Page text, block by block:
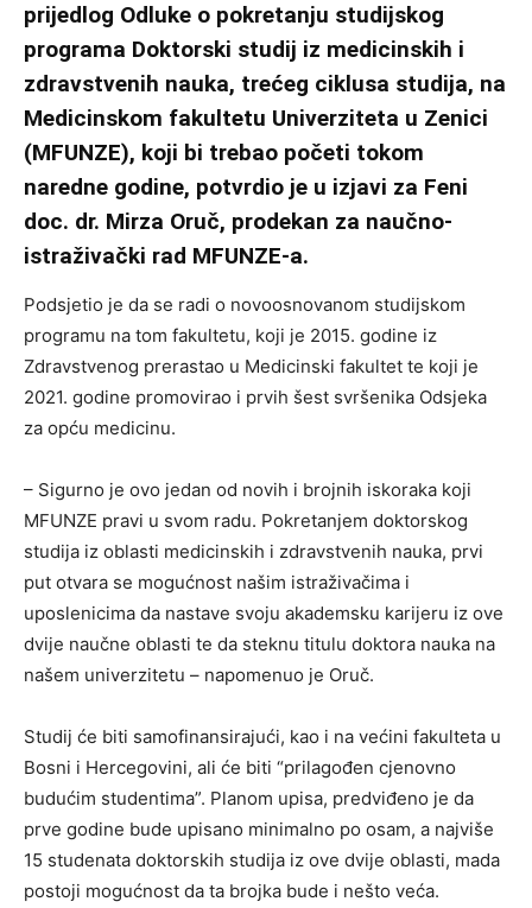
prijedlog Odluke o pokretanju studijskog
programa Doktorski studij iz medicinskih i
zdravstvenih nauka, trećeg ciklusa studija, na
Medicinskom fakultetu Univerziteta u Zenici
(MFUNZE), koji bi trebao početi tokom
naredne godine, potvrdio je u izjavi za Feni
doc. dr. Mirza Oruč, prodekan za naučno-
istraživački rad MFUNZE-a.
Podsjetio je da se radi o novoosnovanom studijskom
programu na tom fakultetu, koji je 2015. godine iz
Zdravstvenog prerastao u Medicinski fakultet te koji je
2021. godine promovirao i prvih šest svršenika Odsjeka
za opću medicinu.
– Sigurno je ovo jedan od novih i brojnih iskoraka koji
MFUNZE pravi u svom radu. Pokretanjem doktorskog
studija iz oblasti medicinskih i zdravstvenih nauka, prvi
put otvara se mogućnost našim istraživačima i
uposlenicima da nastave svoju akademsku karijeru iz ove
dvije naučne oblasti te da steknu titulu doktora nauka na
našem univerzitetu – napomenuo je Oruč.
Studij će biti samofinansirajući, kao i na većini fakulteta u
Bosni i Hercegovini, ali će biti “prilagođen cjenovno
budućim studentima”. Planom upisa, predviđeno je da
prve godine bude upisano minimalno po osam, a najviše
15 studenata doktorskih studija iz ove dvije oblasti, mada
postoji mogućnost da ta brojka bude i nešto veća.